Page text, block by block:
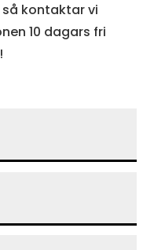
kontaktar vi
10 dagars fri